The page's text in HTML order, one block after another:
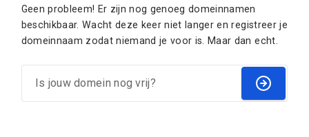
Geen probleem! Er zijn nog genoeg domeinnamen
beschikbaar. Wacht deze keer niet langer en registreer je
domeinnaam zodat niemand je voor is. Maar dan echt.